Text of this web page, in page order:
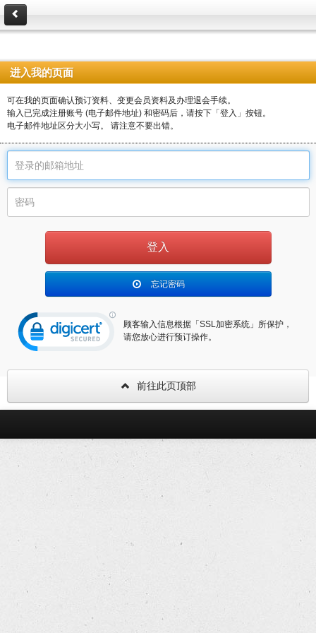
进入我的页面
可在我的页面确认预订资料、变更会员资料及办理退会手续。
输入已完成注册账号 (电子邮件地址) 和密码后，请按下「登入」按钮。
电子邮件地址区分大小写。 请注意不要出错。
忘记密码
顾客输入信息根据「SSL加密系统」所保护，
请您放心进行预订操作。
前往此页顶部